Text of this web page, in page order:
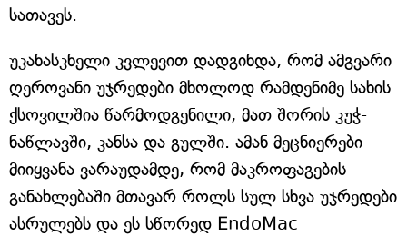
სათავეს.
უკანასკნელი კვლევით დადგინდა, რომ ამგვარი
ღეროვანი უჯრედები მხოლოდ რამდენიმე სახის
ქსოვილშია წარმოდგენილი, მათ შორის კუჭ-
ნაწლავში, კანსა და გულში. ამან მეცნიერები
მიიყვანა ვარაუდამდე, რომ მაკროფაგების
განახლებაში მთავარ როლს სულ სხვა უჯრედები
ასრულებს და ეს სწორედ EndoMac